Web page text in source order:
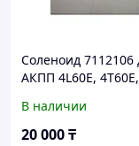
Соленоид 7112106
АКПП 4L60E,
В наличии
20 000₸